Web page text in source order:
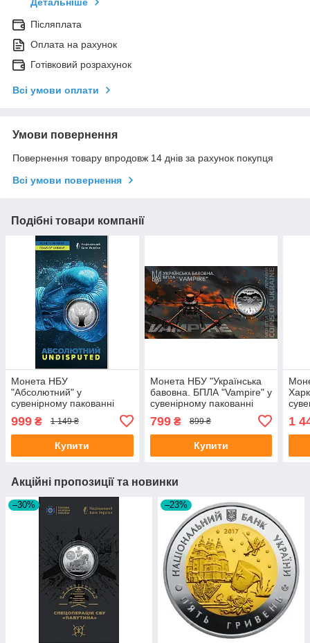
Детальніше
Післяплата
Оплата на рахунок
Готівковий розрахунок
Всі умови оплати
Умови повернення
Повернення товару впродовж 14 днів за рахунок покупця
Всі умови повернення
Подібні товари компанії
Монета НБУ
"Абсолютний" у
сувенірному пакованні
999 ₴ 1 149 ₴
Купити
Монета НБУ "Українська
бавовна. БПЛА "Vampire" у
сувенірному пакованні
799₴ 899 ₴
Купити
1
Акційні пропозиції та новинки
–30% –23%